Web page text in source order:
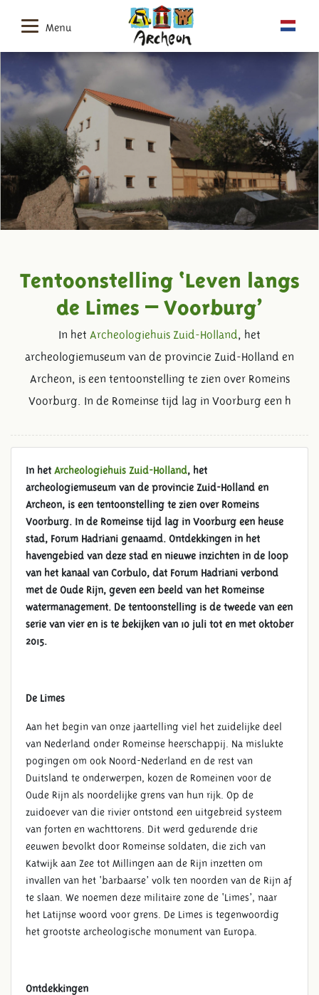
Menu
TENTOONSTELLING ‘LEVEN
Tentoonstelling ‘Leven langs
de Limes – Voorburg’
In het Archeologiehuis Zuid-Holland, het
archeologiemuseum van de provincie Zuid-Holland en
Archeon, is een tentoonstelling te zien over Romeins
Voorburg. In de Romeinse tijd lag in Voorburg een h
In het Archeologiehuis Zuid-Holland, het
archeologiemuseum van de provincie Zuid-Holland en
Archeon, is een tentoonstelling te zien over Romeins
Voorburg. In de Romeinse tijd lag in Voorburg een heuse
stad, Forum Hadriani genaamd. Ontdekkingen in het
havengebied van deze stad en nieuwe inzichten in de loop
van het kanaal van Corbulo, dat Forum Hadriani verbond
met de Oude Rijn, geven een beeld van het Romeinse
watermanagement. De tentoonstelling is de tweede van een
serie van vier en is te bekijken van 10 juli tot en met oktober
2015.
De Limes
Aan het begin van onze jaartelling viel het zuidelijke deel
van Nederland onder Romeinse heerschappij. Na mislukte
pogingen om ook Noord-Nederland en de rest van
Duitsland te onderwerpen, kozen de Romeinen voor de
Oude Rijn als noordelijke grens van hun rijk. Op de
zuidoever van die rivier ontstond een uitgebreid systeem
van forten en wachttorens. Dit werd gedurende drie
eeuwen bevolkt door Romeinse soldaten, die zich van
Katwijk aan Zee tot Millingen aan de Rijn inzetten om
invallen van het ‘barbaarse’ volk ten noorden van de Rijn af
te slaan. We noemen deze militaire zone de ‘Limes’, naar
het Latijnse woord voor grens. De Limes is tegenwoordig
het grootste archeologische monument van Europa.
Ontdekkingen